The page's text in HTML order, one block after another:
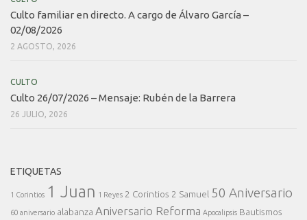
Culto familiar en directo. A cargo de Álvaro García –
02/08/2026
2 AGOSTO, 2026
CULTO
Culto 26/07/2026 – Mensaje: Rubén de la Barrera
26 JULIO, 2026
ETIQUETAS
1 Corintios 1 Juan 1 Reyes 2 Corintios 2 Samuel 50 Aniversario
60 aniversario alabanza Aniversario Reforma Apocalipsis Bautismos